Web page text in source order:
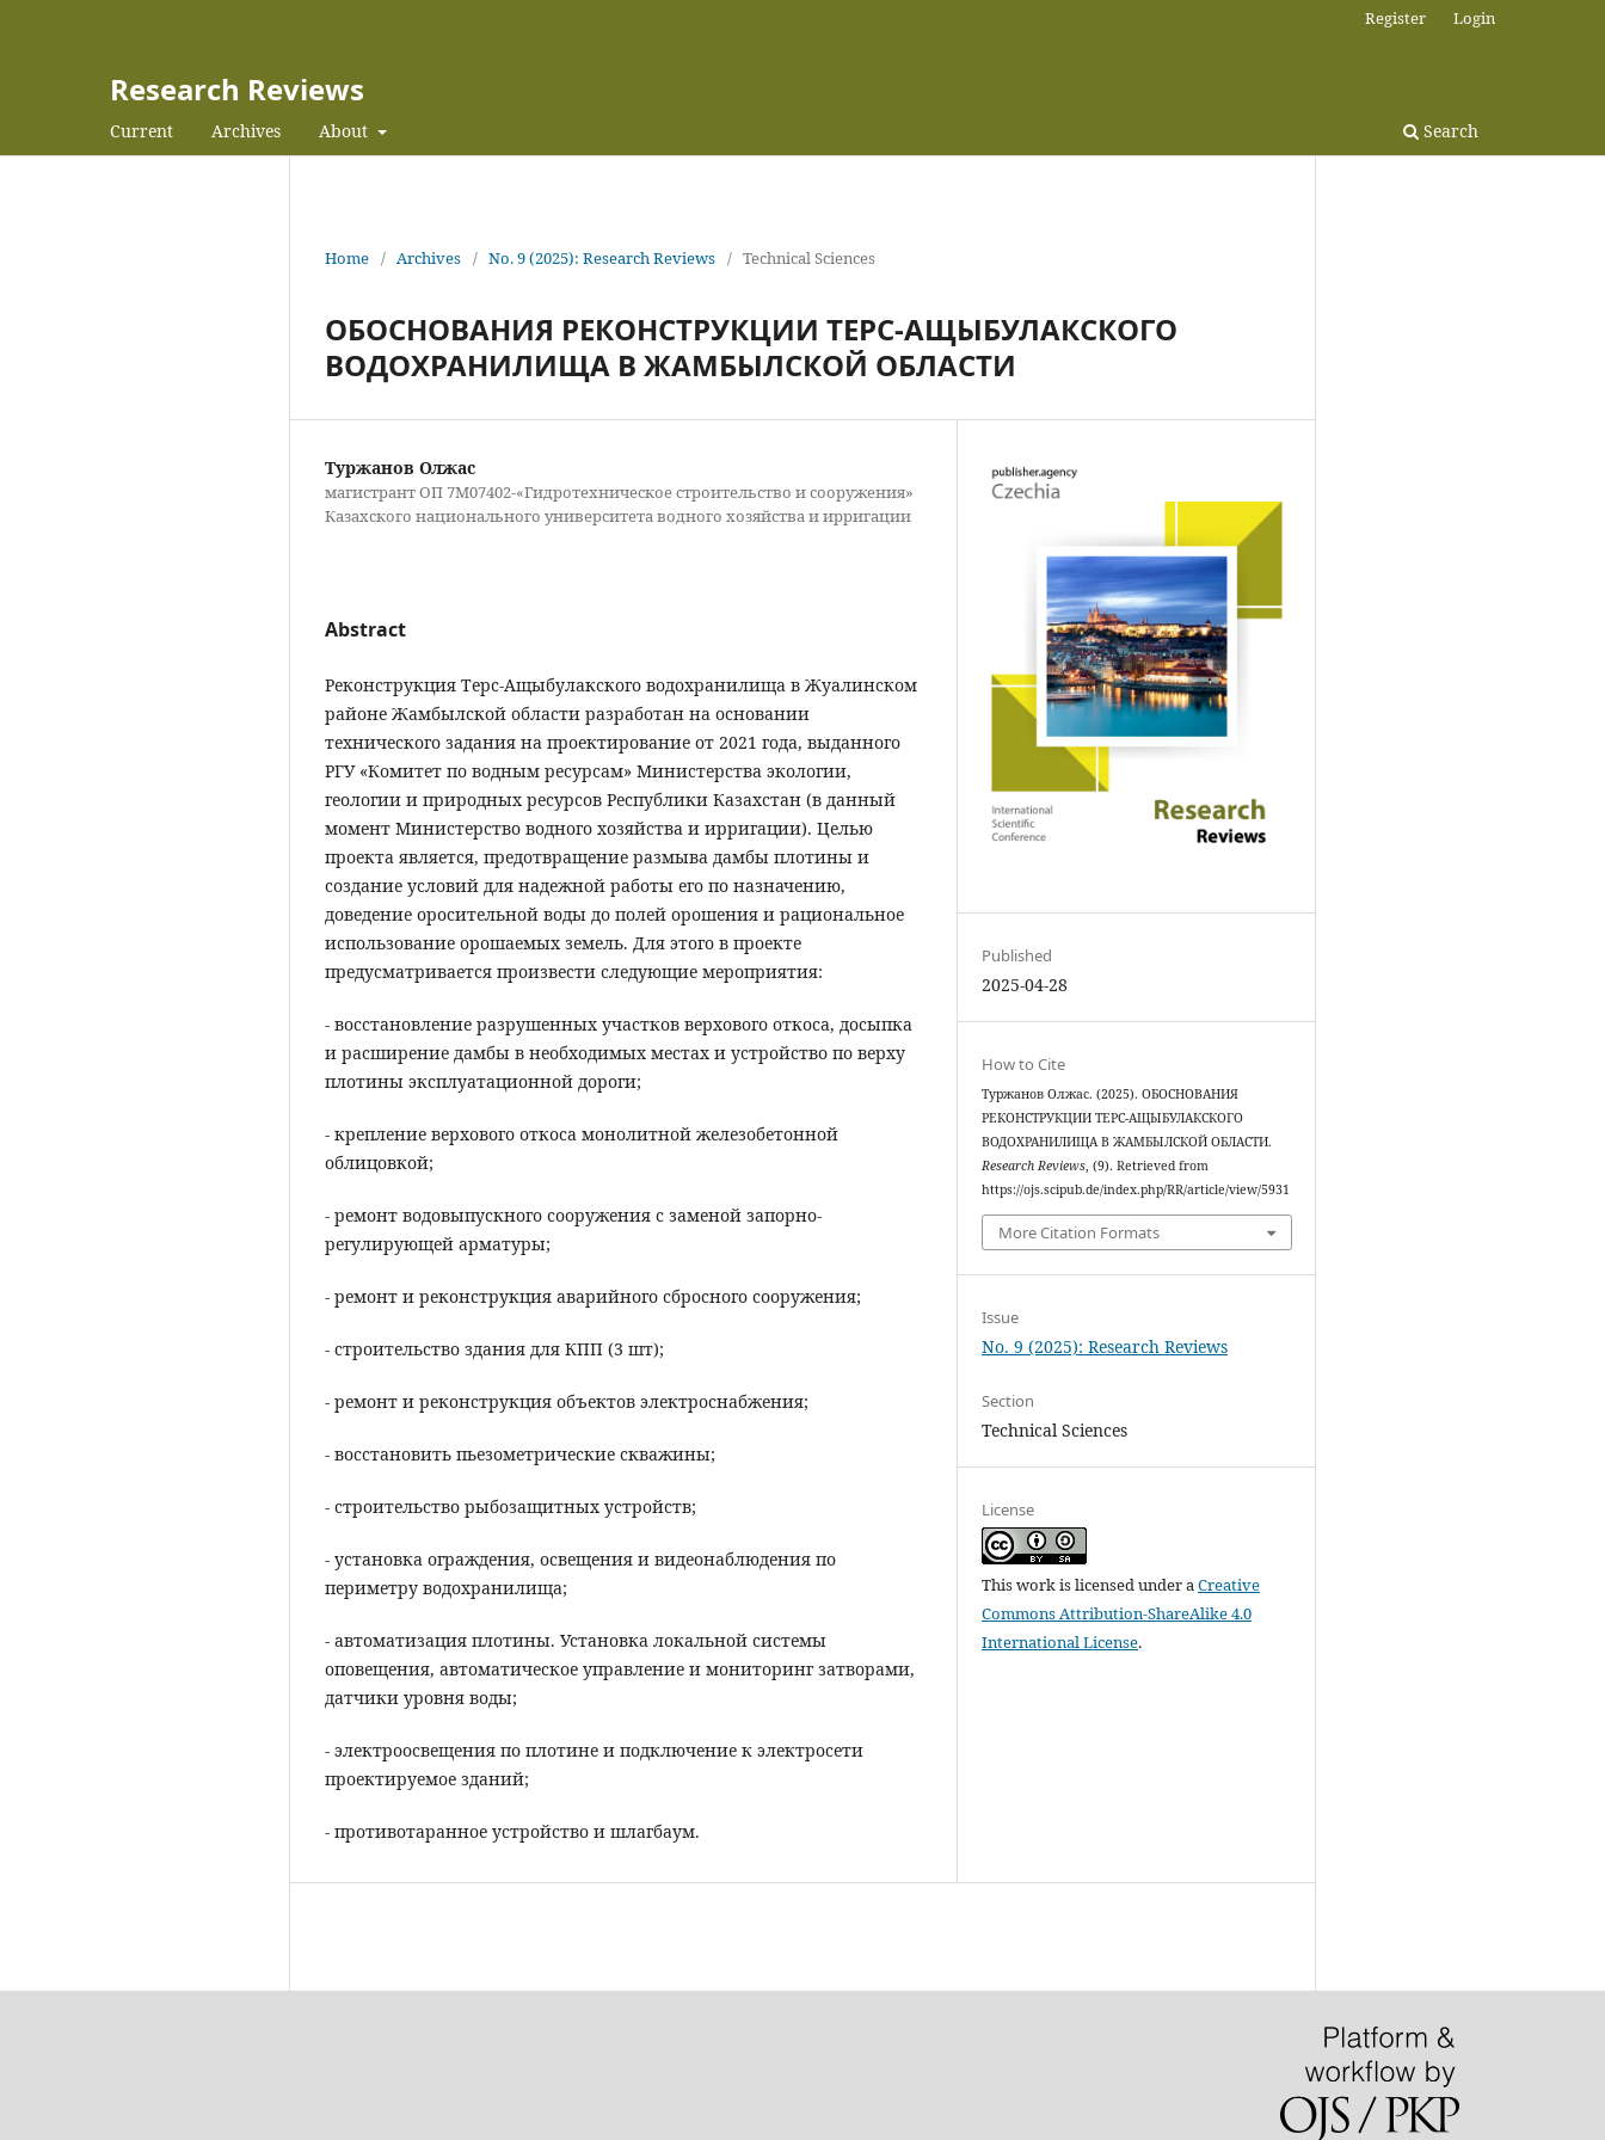
Research Reviews
Current Archives About Search
Register Login
Home / Archives / No. 9 (2025): Research Reviews / Technical Sciences
ОБОСНОВАНИЯ РЕКОНСТРУКЦИИ ТЕРС-АЩЫБУЛАКСКОГО
ВОДОХРАНИЛИЩА В ЖАМБЫЛСКОЙ ОБЛАСТИ
Туржанов Олжас
магистрант ОП 7М07402-«Гидротехническое строительство и сооружения»
Казахского национального университета водного хозяйства и ирригации
Abstract
Реконструкция Терс-Ащыбулакского водохранилища в Жуалинском
районе Жамбылской области разработан на основании
технического задания на проектирование от 2021 года, выданного
РГУ «Комитет по водным ресурсам» Министерства экологии,
геологии и природных ресурсов Республики Казахстан (в данный
момент Министерство водного хозяйства и ирригации). Целью
проекта является, предотвращение размыва дамбы плотины и
создание условий для надежной работы его по назначению,
доведение оросительной воды до полей орошения и рациональное
использование орошаемых земель. Для этого в проекте
предусматривается произвести следующие мероприятия:
- восстановление разрушенных участков верхового откоса, досыпка
и расширение дамбы в необходимых местах и устройство по верху
плотины эксплуатационной дороги;
- крепление верхового откоса монолитной железобетонной
облицовкой;
- ремонт водовыпускного сооружения с заменой запорно-
регулирующей арматуры;
- ремонт и реконструкция аварийного сбросного сооружения;
- строительство здания для КПП (3 шт);
- ремонт и реконструкция объектов электроснабжения;
- восстановить пьезометрические скважины;
- строительство рыбозащитных устройств;
- установка ограждения, освещения и видеонаблюдения по
периметру водохранилища;
- автоматизация плотины. Установка локальной системы
оповещения, автоматическое управление и мониторинг затворами,
датчики уровня воды;
- электроосвещения по плотине и подключение к электросети
проектируемое зданий;
- противотаранное устройство и шлагбаум.
Published
2025-04-28
How to Cite
Туржанов Олжас. (2025). ОБОСНОВАНИЯ
РЕКОНСТРУКЦИИ ТЕРС-АЩЫБУЛАКСКОГО
ВОДОХРАНИЛИЩА В ЖАМБЫЛСКОЙ ОБЛАСТИ.
Research Reviews, (9). Retrieved from
https://ojs.scipub.de/index.php/RR/article/view/5931
More Citation Formats
Issue
No. 9 (2025): Research Reviews
Section
Technical Sciences
License
This work is licensed under aCreative
Commons Attribution-ShareAlike 4.0
International License.